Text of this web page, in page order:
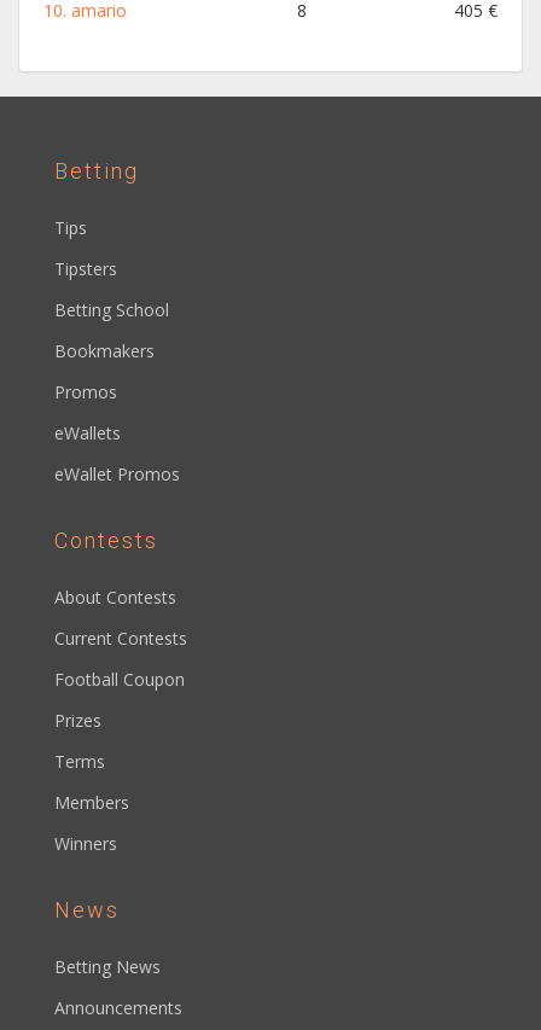
10. amario 8 405 €
Betting
Tips
Tipsters
Betting School
Bookmakers
Promos
eWallets
eWallet Promos
Contests
About Contests
Current Contests
Football Coupon
Prizes
Terms
Members
Winners
News
Betting News
Announcements